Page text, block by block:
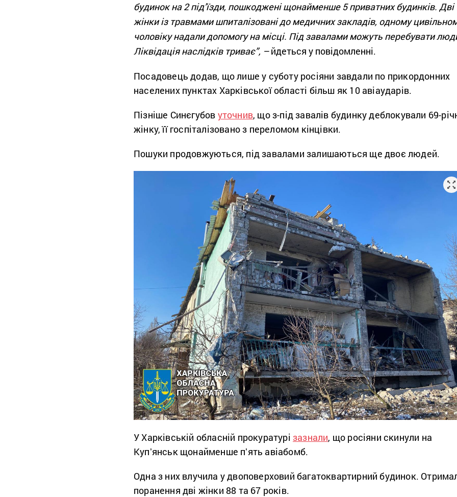
будинок на 2 під’їзди, пошкоджені щонайменше 5 приватних будинків. Дві
жінки із травмами шпиталізовані до медичних закладів, одному
чоловіку надали допомогу на місці. Під завалами можуть перебувати
Ліквідація наслідків триває”, –йдеться у повідомленні.
Посадовець додав, що лише у суботу росіяни завдали по прикордонних
населених пунктах Харківської області більш як 10 авіаударів.
Пізніше Синєгубов уточнив, що з-під завалів будинку деблокували 69-
жінку, її госпіталізовано з переломом кінцівки.
Пошуки продовжуються, під завалами залишаються ще двоє людей.
У Харківській обласній прокуратурізазнали, що росіяни скинули на
Купʼянськ щонайменше пʼять авіабомб.
Одна з них влучила у двоповерховий багатоквартирний будинок.
поранення дві жінки 88 та 67 років.